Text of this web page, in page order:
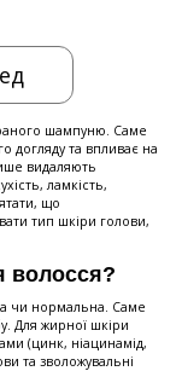
шампуню. Саме
догляду та впливає на
видаляють
ламкість,
що
тип шкіри голови,
волосся?
чи нормальна. Саме
Для жирної шкіри
(цинк, ніацинамід,
та зволожувальні